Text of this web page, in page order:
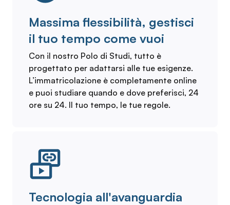
Massima flessibilità, gestisci
il tuo tempo come vuoi
Con il nostro Polo di Studi, tutto è
progettato per adattarsi alle tue esigenze.
L’immatricolazione è completamente online
e puoi studiare quando e dove preferisci, 24
ore su 24. Il tuo tempo, le tue regole.
Tecnologia all'avanguardia